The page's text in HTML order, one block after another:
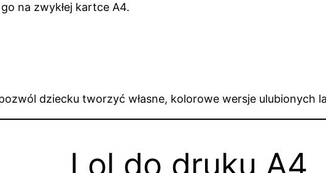
na zwykłej kartce A4.
dziecku tworzyć własne, kolorowe wersje ulubionych
Lol do druku A4